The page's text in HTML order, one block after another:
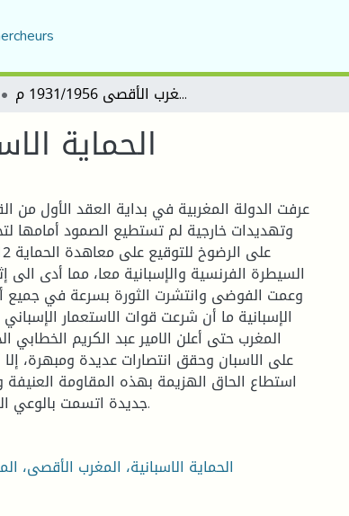
الحماية الاسبانية في المغرب الأقصى 1931/1956 م
الحماية
عرفت الدولة المغربية في بداية العقد الأول من
وتهديدات خارجية لم تستطيع الصمود أمامها
السيطرة الفرنسية والإسبانية معا، مما أدى
وعمت الفوضى وانتشرت الثورة بسرعة في جميع
الإسبانية ما أن شرعت قوات الاستعمار
المغرب حتى أعلن الامير عبد الكريم الخطابي
على الاسبان وحقق انتصارات عديدة ومبهرة،
استطاع الحاق الهزيمة بهذه المقاومة العنيفة
جديدة اتسمت بالوعي السياسي والمطالبة بالاصلاحات.
الحماية الاسبانية، المغرب الأقصى، المقاومة